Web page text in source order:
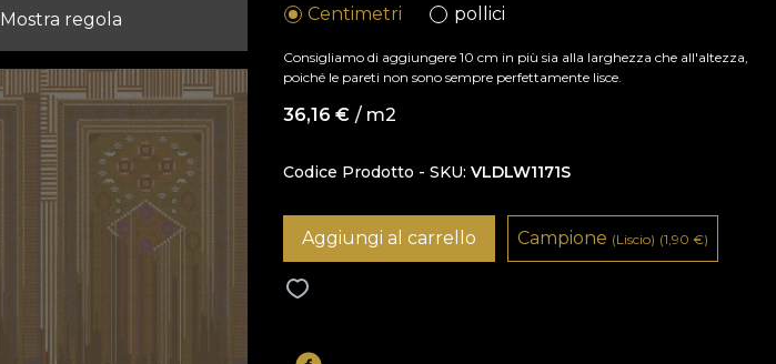
Mostra regola Centimetri pollici
Consigliamo di aggiungere 10 cm in più sia alla larghezza che all'altezza,
poiché le pareti non sono sempre perfettamente lisce.
36,16€ / m2
Codice Prodotto - SKU VLDLW1171S
Aggiungi al carrello Campione (Liscio) (1,90€)